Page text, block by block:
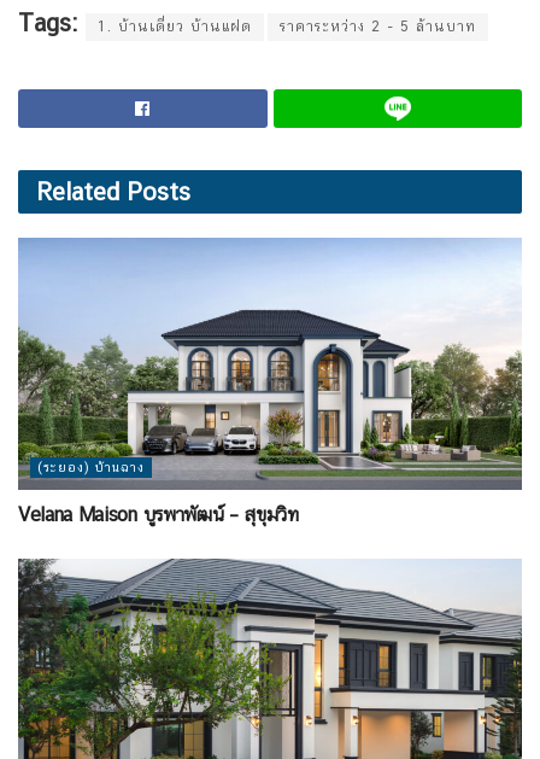
Tags: 1. บ้านเดี่ยว บ้านแฝด ราคาระหว่าง 2 - 5 ล้านบาท
Related Posts
(ระยอง) บ้านฉาง
Velana Maison บูรพาพัฒน์ – สุขุมวิท